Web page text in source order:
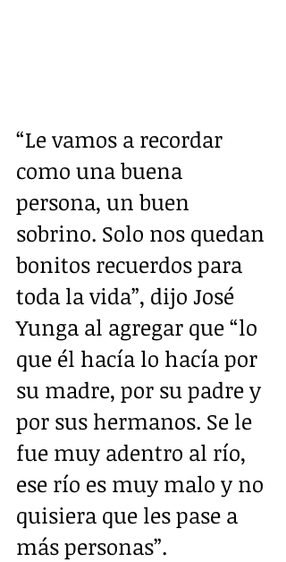
“Le vamos a recordar
como una buena
persona, un buen
sobrino. Solo nos quedan
bonitos recuerdos para
toda la vida”, dijo José
Yunga al agregar que “lo
que él hacía lo hacía por
su madre, por su padre y
por sus hermanos. Se le
fue muy adentro al río,
ese río es muy malo y no
quisiera que les pase a
más personas”.